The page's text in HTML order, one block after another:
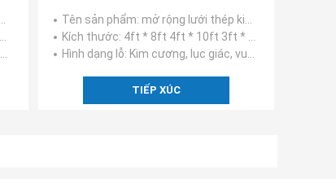
Tấm thép mở rộng
Tên sản phẩm: mở rộng lưới thép kim loại dẹt
Kích thước: 4ft * 8ft 4ft * 10ft 3ft * 8ft hoặc cắt theo kích thước
Hình dạng lỗ: Kim cương, lục giác, vuông, lỗ gô-tích
TIẾP XÚC